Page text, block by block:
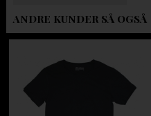
ANDRE KUNDER SÅ OGSÅ